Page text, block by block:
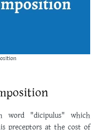
word "dicipulus" which
preceptors at the cost of